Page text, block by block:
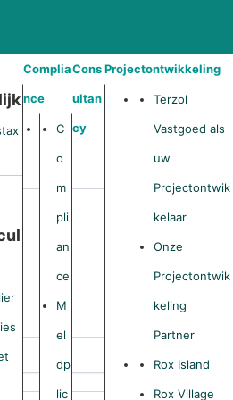
Complia
nce
C
o
m
pli
an
ce
M
el
dp
lic
Cons
ultan
cy
Projectontwikkeling
Terzol
Vastgoed als
uw
Projectontwik
kelaar
Onze
Projectontwik
keling
Partner
Rox Island
Rox Village